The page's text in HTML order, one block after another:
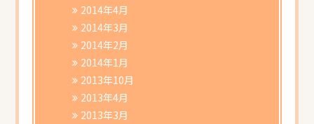
2014年4月
2014年3月
2014年2月
2014年1月
2013年10月
2013年4月
2013年3月